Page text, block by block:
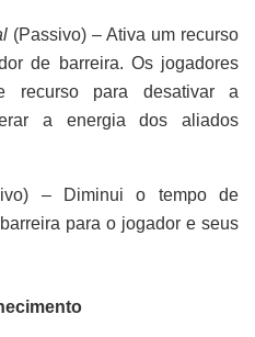
(Passivo) – Ativa um recurso
de barreira. Os jogadores
recurso para desativar a
a energia dos aliados
– Diminui o tempo de
para o jogador e seus